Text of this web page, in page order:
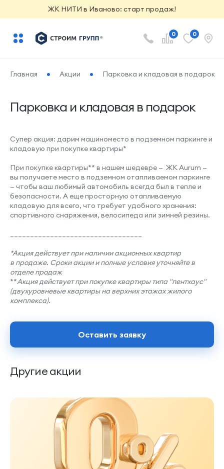
ЖК НИТИ в Иваново: старт продаж!
0 0
Главная Акции Парковка и кладовая в подарок
Парковка и кладовая в подарок
Супер акция: дарим машиноместо в подземном паркинге и
кладовую при покупке квартиры*
При покупке квартиры** в нашем шедевре — ЖК Aurum —
вы получаете место в подземном отапливаемом паркинге
— чтобы ваш любимый автомобиль всегда был в тепле и
безопасности. А еще просторную отапливаемую
кладовую для всего, что требует удобного хранения:
спортивного снаряжения, велосипеда или зимней резины.
*Акция действует при наличии акционных квартир
в продаже. Сроки акции и полные условия уточняйте в
отделе продаж
**Акция действует при покупке квартиры типа "пентхаус"
(двухуровневые квартиры на верхних этажах жилого
комплекса).
Оставить заявку
Другие акции